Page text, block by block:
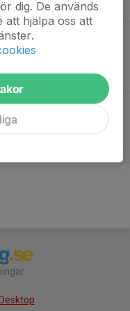
Desktop
dig. De används
att hjälpa oss att